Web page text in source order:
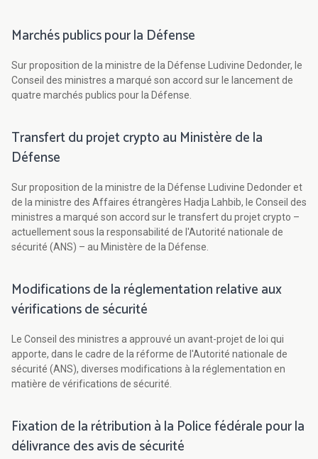
Marchés publics pour la Défense
Sur proposition de la ministre de la Défense Ludivine Dedonder, le
Conseil des ministres a marqué son accord sur le lancement de
quatre marchés publics pour la Défense.
Transfert du projet crypto au Ministère de la
Défense
Sur proposition de la ministre de la Défense Ludivine Dedonder et
de la ministre des Affaires étrangères Hadja Lahbib, le Conseil des
ministres a marqué son accord sur le transfert du projet crypto –
actuellement sous la responsabilité de l'Autorité nationale de
sécurité (ANS) – au Ministère de la Défense.
Modifications de la réglementation relative aux
vérifications de sécurité
Le Conseil des ministres a approuvé un avant-projet de loi qui
apporte, dans le cadre de la réforme de l'Autorité nationale de
sécurité (ANS), diverses modifications à la réglementation en
matière de vérifications de sécurité.
Fixation de la rétribution à la Police fédérale pour la
délivrance des avis de sécurité